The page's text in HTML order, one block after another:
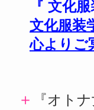
『 文化
文化服装
心よりご
＋
『オト